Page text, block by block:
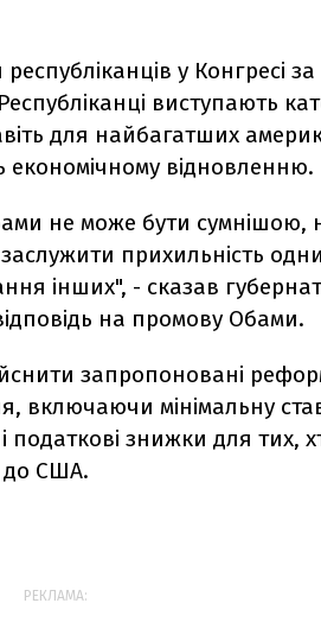
у Конгресі за
виступають
для найбагатших
відновленню.
не може бути сумнішою,
прихильність
інших", - сказав
на промову Обами.
запропоновані
включаючи мінімальну
податкові знижки для тих,
до США.
РЕКЛАМА: